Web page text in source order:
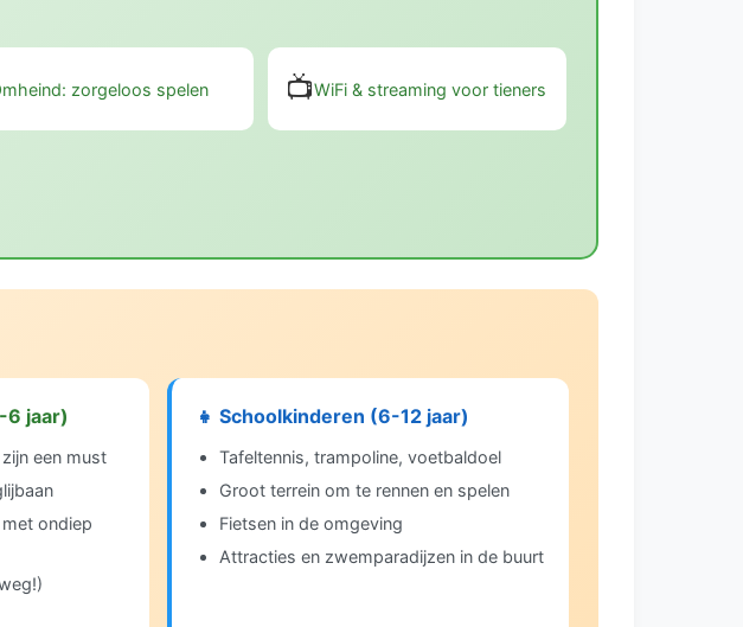
zorgeloos spelen 📺WiFi & streaming voor tieners
6 jaar)
een must
ondiep
👧 Schoolkinderen (6-12 jaar)
Tafeltennis, trampoline, voetbaldoel
Groot terrein om te rennen en spelen
Fietsen in de omgeving
Attracties en zwemparadijzen in de buurt